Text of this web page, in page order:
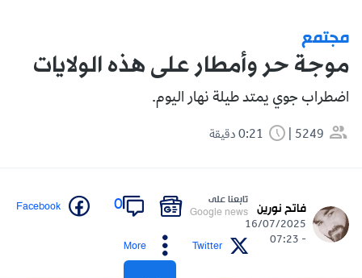
مجتمع
موجة حر وأمطار على هذه الولايات
اضطراب جوي يمتد طيلة نهار اليوم.
5249
فاتح نورين
16/07/2025
- 07:23
تابعنا على
Google news
0
Facebook
Twitter
More